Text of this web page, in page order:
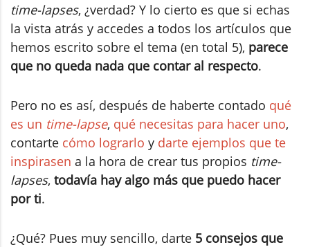
time-lapses, ¿verdad? Y lo cierto es que si echas
la vista atrás y accedes a todos los artículos que
hemos escrito sobre el tema (en total 5), parece
que no queda nada que contar al respecto.
Pero no es así, después de haberte contado qué
es un time-lapse, qué necesitas para hacer uno,
contarte cómo lograrlo y darte ejemplos que te
inspirasen a la hora de crear tus propios time-
lapses, todavía hay algo más que puedo hacer
por ti.
¿Qué? Pues muy sencillo, darte 5 consejos que